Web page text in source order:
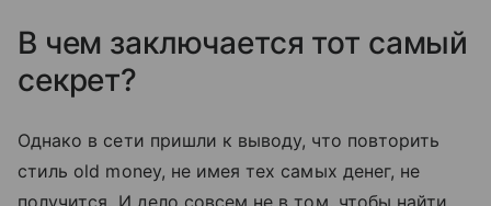
В чем заключается тот самый
секрет?
Однако в сети пришли к выводу, что повторить
стиль old money, не имея тех самых денег, не